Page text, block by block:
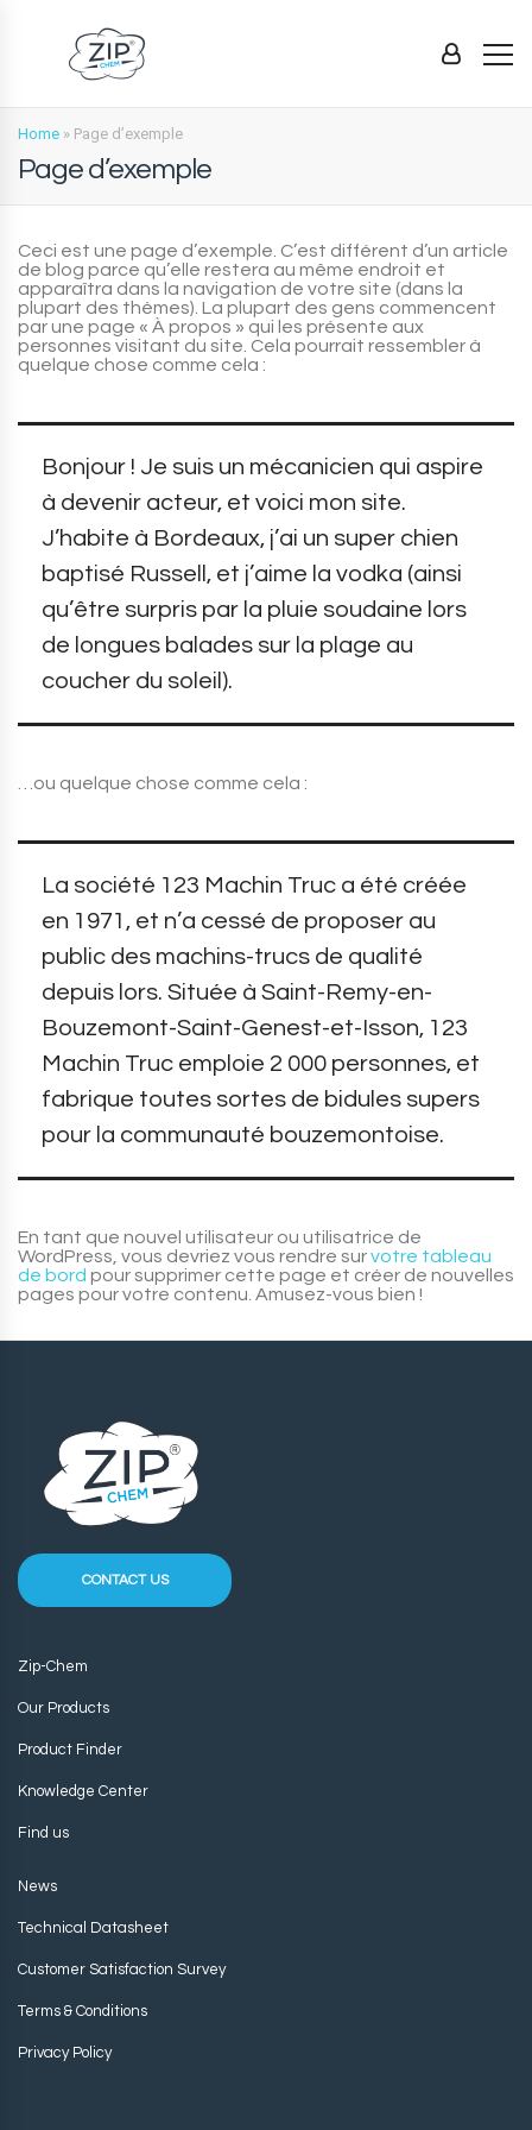
Home » Page d’exemple
Page d’exemple
Ceci est une page d’exemple. C’est différent d’un article
de blog parce qu’elle restera au même endroit et
apparaîtra dans la navigation de votre site (dans la
plupart des thèmes). La plupart des gens commencent
par une page « À propos » qui les présente aux
personnes visitant du site. Cela pourrait ressembler à
quelque chose comme cela :
Bonjour ! Je suis un mécanicien qui aspire
à devenir acteur, et voici mon site.
J’habite à Bordeaux, j’ai un super chien
baptisé Russell, et j’aime la vodka (ainsi
qu’être surpris par la pluie soudaine lors
de longues balades sur la plage au
coucher du soleil).
…ou quelque chose comme cela :
La société 123 Machin Truc a été créée
en 1971, et n’a cessé de proposer au
public des machins-trucs de qualité
depuis lors. Située à Saint-Remy-en-
Bouzemont-Saint-Genest-et-Isson, 123
Machin Truc emploie 2 000 personnes, et
fabrique toutes sortes de bidules supers
pour la communauté bouzemontoise.
En tant que nouvel utilisateur ou utilisatrice de
WordPress, vous devriez vous rendre survotre tableau
de bord pour supprimer cette page et créer de nouvelles
pages pour votre contenu. Amusez-vous bien !
CONTACT US
Zip-Chem
Our Products
Product Finder
Knowledge Center
Find us
News
Technical Datasheet
Customer Satisfaction Survey
Terms & Conditions
Privacy Policy